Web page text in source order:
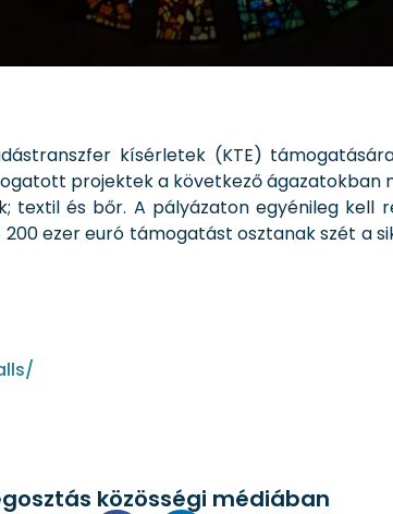
kísérletek (KTE)
projektek a következő ágazatokban
textil és bőr. A pályázaton egyénileg kell
ezer euró támogatást osztanak szét a
közösségi médiában